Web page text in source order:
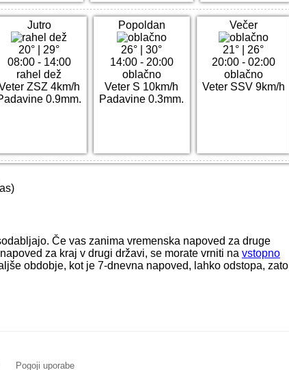
Jutro
20°
29°
08:00 - 14:00
rahel dež
ZSZ 4km/h
0.9mm.
Popoldan
26° |30°
14:00 - 20:00
oblačno
Veter S 10km/h
Padavine 0.3mm.
Večer
21°
26°
20:00 - 02:00
oblačno
Veter SSV 9km/h
Če vas zanima vremenska napoved za druge
za kraj v drugi državi, se morate vrniti na vstopno
obdobje, kot je 7-dnevna napoved, lahko odstopa, zato
Pogoji uporabe